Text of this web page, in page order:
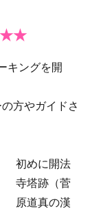
★★
キングを開
方やガイドさ
初めに開法
寺塔跡（菅
原道真の漢